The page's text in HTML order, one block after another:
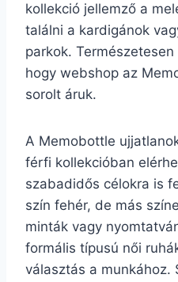
kollekció jellemző a
találni a kardigánok
parkok.
hogy webshop az
sorolt áruk.
A Memobottle
férfi kollekcióban
szabadidős célokra is
szín fehér, de más
minták vagy
formális típusú női
választás a munkához.